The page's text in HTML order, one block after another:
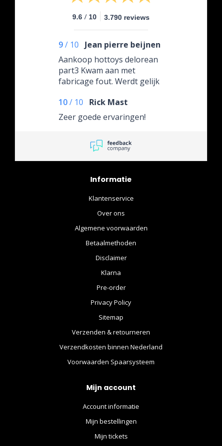
9.6 / 10 3.790 reviews
9/ 10
Jean pierre beijnen
Aankoop hottoys delorean
part3 Kwam aan met
fabricage fout. Werdt gelijk
behandeld.
10/ 10
Rick Mast
Zeer goede ervaringen!
Informatie
Klantenservice
Over ons
Algemene voorwaarden
Betaalmethoden
Disclaimer
Klarna
Pre-order
Privacy Policy
Sitemap
Verzenden & retourneren
Verzendkosten binnen Nederland
Voorwaarden Spaarsysteem
Mijn account
Account informatie
Mijn bestellingen
Mijn tickets